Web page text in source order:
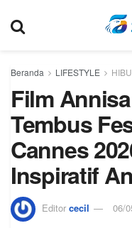
Beranda LIFESTYLE
Film
Tembus
Cannes
Inspiratif
Editor cecil 06/